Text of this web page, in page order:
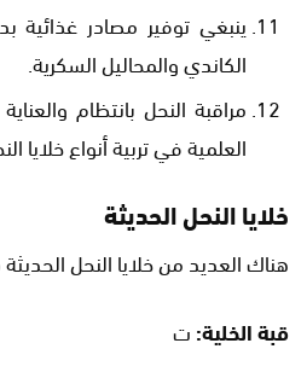
ينبغي توفير مصادر
الكاندي والمحاليل السكرية.
مراقبة النحل بانتظام
العلمية في تربية أنواع خلايا
خلايا النحل الحديثة
هناك العديد من خلايا النحل الحديثة
قبة الخلية:ت